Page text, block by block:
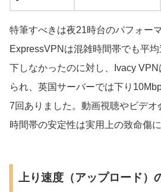
特筆すべきは夜21時台のパフォー
ExpressVPNは混雑時間帯でも平
下しなかったのに対し、Ivacy
られ、英国サーバーでは下り
7回ありました。動画視聴やビデ
時間帯の安定性は実用上の致命傷に
上り速度（アップロード）